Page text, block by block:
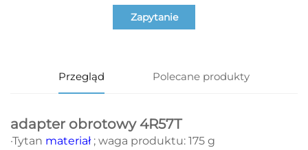
Zapytanie
Przegląd Polecane produkty
adapter obrotowy 4R57T
·Tytan materiał ; waga produktu: 175 g